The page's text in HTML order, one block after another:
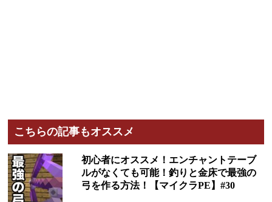
こちらの記事もオススメ
初心者にオススメ！エンチャントテーブ
ルがなくても可能！釣りと金床で最強の
弓を作る方法！【マイクラPE】#30